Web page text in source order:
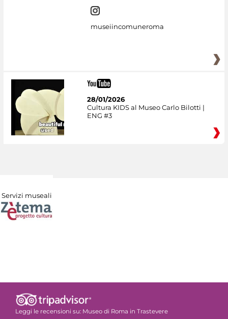
museiincomuneroma
28/01/2026
Cultura KIDS al Museo Carlo Bilotti |
ENG #3
Servizi museali
Leggi le recensioni su: Museo di Roma in Trastevere